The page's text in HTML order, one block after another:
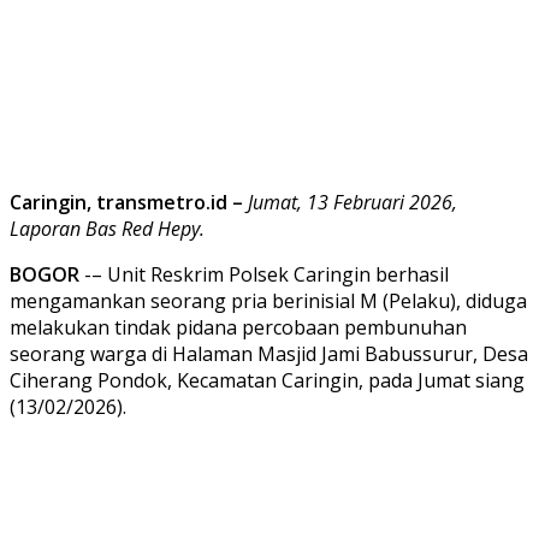
Caringin, transmetro.id – Jumat, 13 Februari 2026,
Laporan Bas Red Hepy.
BOGOR -– Unit Reskrim Polsek Caringin berhasil
mengamankan seorang pria berinisial M (Pelaku), diduga
melakukan tindak pidana percobaan pembunuhan
seorang warga di Halaman Masjid Jami Babussurur, Desa
Ciherang Pondok, Kecamatan Caringin, pada Jumat siang
(13/02/2026).